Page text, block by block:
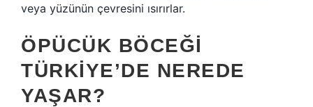
veya yüzünün çevresini ısırırlar.
ÖPÜCÜK BÖCEĞI
TÜRKIYE’DE NEREDE
YAŞAR?